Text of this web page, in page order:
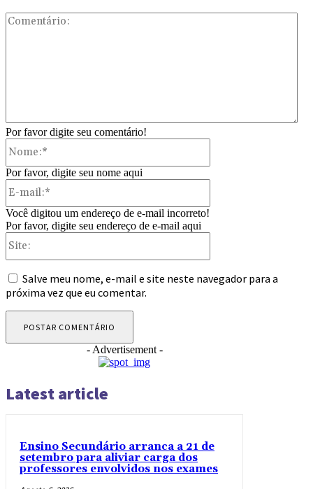
Por favor digite seu comentário!
Por favor, digite seu nome aqui
Você digitou um endereço de e-mail incorreto!
Por favor, digite seu endereço de e-mail aqui
Salve meu nome, e-mail e site neste navegador para a
próxima vez que eu comentar.
- Advertisement -
Latest article
Ensino Secundário arranca a 21 de
setembro para aliviar carga dos
professores envolvidos nos exames